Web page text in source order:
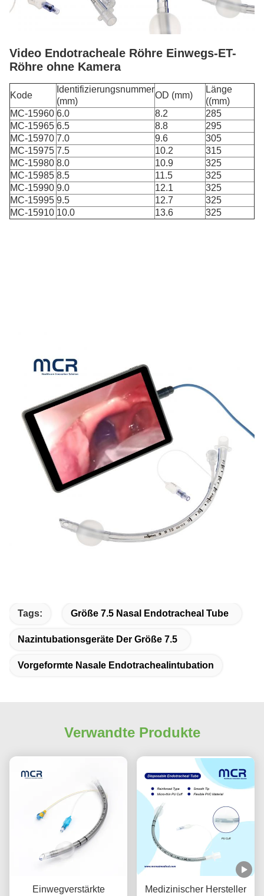
Video Endotracheale Röhre Einwegs-ET-
Röhre ohne Kamera
Kode
Identifizierungsnummer
(mm)
OD (mm)
Länge
((mm)
MC-15960 6.0 8.2
285
MC-15965 6.5 8.8
295
MC-15970 7.0 9.6
305
MC-15975 7.5 10.2
315
MC-15980 8.0 10.9
325
MC-15985 8.5 11.5
325
MC-15990 9.0 12.1
325
MC-15995 9.5 12.7
325
MC-15910 10.0 13.6 325
Tags: Größe 7.5 Nasal Endotracheal Tube
Nazintubationsgeräte Der Größe 7.5
Vorgeformte Nasale Endotrachealintubation
Verwandte Produkte
Einwegverstärkte
Medizinischer Hersteller